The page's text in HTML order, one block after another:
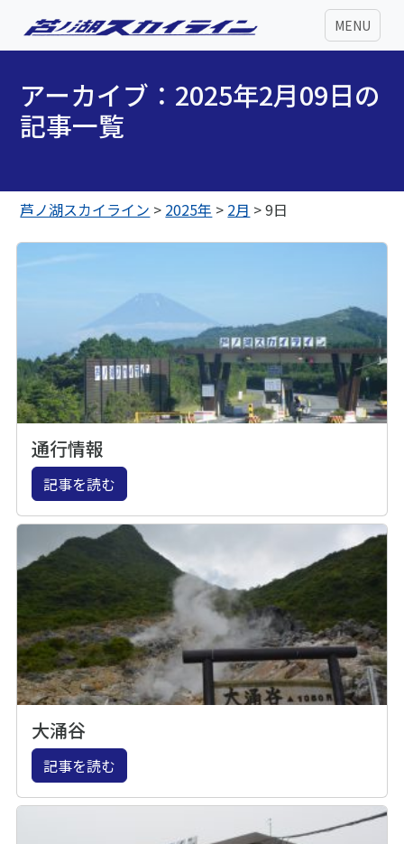
MENU
アーカイブ：2025年2月09日の
記事一覧
芦ノ湖スカイライン > 2025年 > 2月 >9日
通行情報
記事を読む
大涌谷
記事を読む